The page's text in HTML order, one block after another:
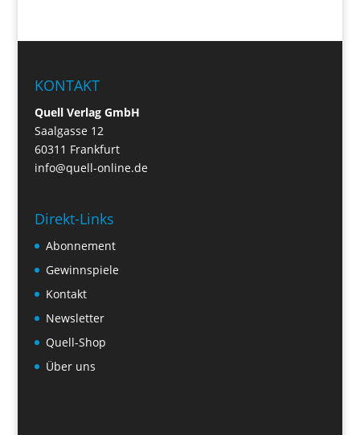
KONTAKT
Quell Verlag GmbH
Saalgasse 12
60311 Frankfurt
info@quell-online.de
Direkt-Links
Abonnement
Gewinnspiele
Kontakt
Newsletter
Quell-Shop
Über uns